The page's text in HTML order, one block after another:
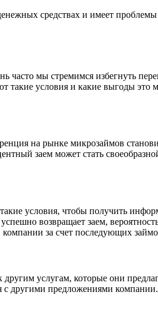
средствах и имеет
часто мы стремимся избегнуть
условия и какие выгоды это
на рынке микрозаймов
заем может стать
условия, чтобы получить
возвращает заем,
за счет последующих
услугам, которые они
с другими предложениями